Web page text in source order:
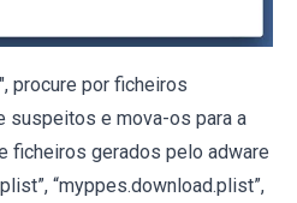
", procure por ficheiros
suspeitos e mova-os para a
ficheiros gerados pelo adware
“myppes.download.plist”,